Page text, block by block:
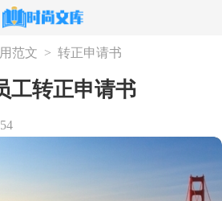
范文 > 转正申请书
工转正申请书